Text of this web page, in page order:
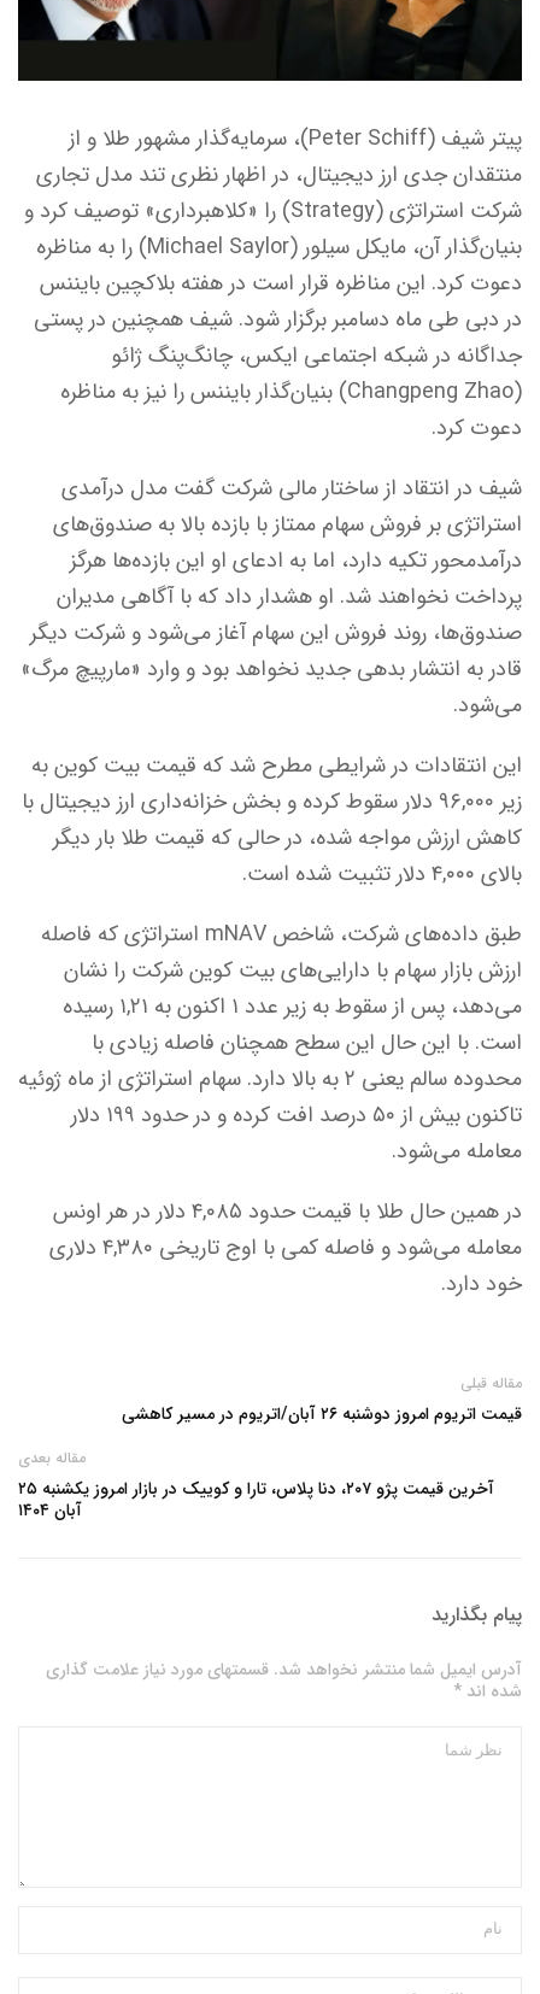
پیتر شیف (Peter Schiff)، سرمایه‌گذار مشهور طلا و از
منتقدان جدی ارز دیجیتال، در اظهار نظری تند مدل تجاری
شرکت استراتژی (Strategy) را «کلاهبرداری» توصیف کرد و
بنیان‌گذار آن، مایکل سیلور (Michael Saylor) را به مناظره
دعوت کرد. این مناظره قرار است در هفته بلاکچین بایننس
در دبی طی ماه دسامبر برگزار شود. شیف همچنین در پستی
جداگانه در شبکه اجتماعی ایکس، چانگ‌پنگ ژائو
(Changpeng Zhao) بنیان‌گذار بایننس را نیز به مناظره
دعوت کرد.
شیف در انتقاد از ساختار مالی شرکت گفت مدل درآمدی
استراتژی بر فروش سهام ممتاز با بازده بالا به صندوق‌های
درآمدمحور تکیه دارد، اما به ادعای او این بازده‌ها هرگز
پرداخت نخواهند شد. او هشدار داد که با آگاهی مدیران
صندوق‌ها، روند فروش این سهام آغاز می‌شود و شرکت دیگر
قادر به انتشار بدهی جدید نخواهد بود و وارد «مارپیچ مرگ»
می‌شود.
این انتقادات در شرایطی مطرح شد که قیمت بیت‌ کوین به
زیر ۹۶,۰۰۰ دلار سقوط کرده و بخش خزانه‌داری ارز دیجیتال با
کاهش ارزش مواجه شده، در حالی که قیمت طلا بار دیگر
بالای ۴,۰۰۰ دلار تثبیت شده است.
طبق داده‌های شرکت، شاخص mNAV استراتژی که فاصله
ارزش بازار سهام با دارایی‌های بیت‌ کوین شرکت را نشان
می‌دهد، پس از سقوط به زیر عدد ۱ اکنون به ۱,۲۱ رسیده
است. با این حال این سطح همچنان فاصله زیادی با
محدوده سالم یعنی ۲ به بالا دارد. سهام استراتژی از ماه ژوئیه
تاکنون بیش از ۵۰ درصد افت کرده و در حدود ۱۹۹ دلار
معامله می‌شود.
در همین حال طلا با قیمت حدود ۴,۰۸۵ دلار در هر اونس
معامله می‌شود و فاصله کمی با اوج تاریخی ۴,۳۸۰ دلاری
خود دارد.
مقاله قبلی
قیمت اتریوم امروز دوشنبه ۲۶ آبان/اتریوم در مسیر کاهشی
مقاله بعدی
آخرین قیمت پژو ۲۰۷، دنا پلاس، تارا و کوییک در بازار امروز یکشنبه ۲۵
آبان ۱۴۰۴
پیام بگذارید
آدرس ایمیل شما منتشر نخواهد شد. قسمتهای مورد نیاز علامت گذاری
شده اند *